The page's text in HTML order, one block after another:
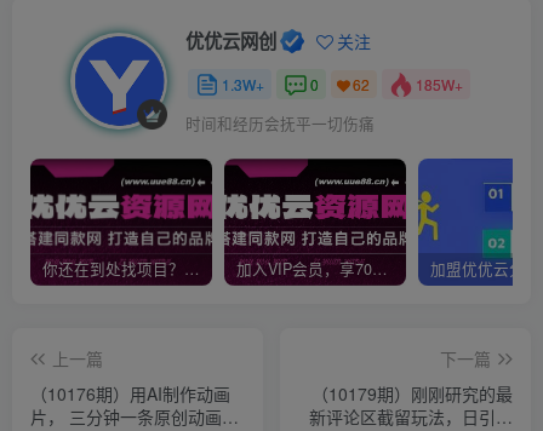
优优云网创 关注
1.3W+ 0 62 185W+
时间和经历会抚平一切伤痛
你还在到处找项目？还在当韭菜？我靠网创资源站一个月收入5万+，曾经我也是个失败者。 加入VIP会员，享70%的推广提成，免费学习多种网上创业课程，菜鸟秒变大神！
上一篇
（10176期）用AI制作动画
片， 三分钟一条原创动画，
下一篇
（10179期）刚刚研究的最
新评论区截留玩法，日引流